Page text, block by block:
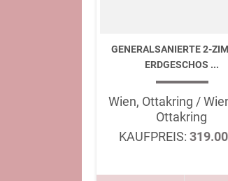
GENERALSANIERTE 2-
ERDGESCHOS ...
Wien, Ottakring /
Ottakring
KAUFPREIS: